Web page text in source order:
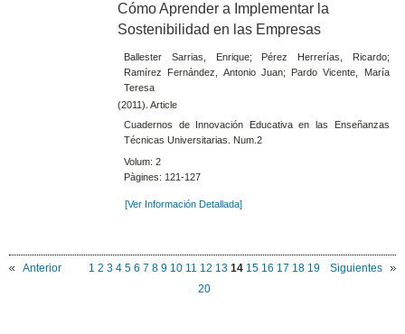
Cómo Aprender a Implementar la
Sostenibilidad en las Empresas
Ballester Sarrias, Enrique; Pérez Herrerías, Ricardo;
Ramírez Fernández, Antonio Juan; Pardo Vicente, María
Teresa
(2011). Article
Cuadernos de Innovación Educativa en las Enseñanzas
Técnicas Universitarias. Num.2
Volum: 2
Pàgines: 121-127
[Ver Información Detallada]
Anterior Siguientes
1 2 3 4 5 6 7 8 9 10 11 12 13 14 15 16 17 18 19
20